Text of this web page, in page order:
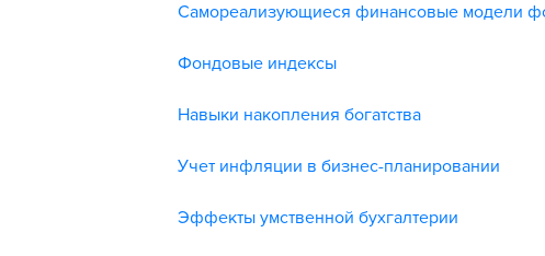
Самореализующиеся финансовые модели
Фондовые индексы
Навыки накопления богатства
Учет инфляции в бизнес-планировании
Эффекты умственной бухгалтерии